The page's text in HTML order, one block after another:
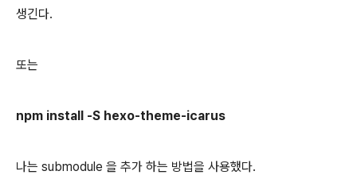
생긴다.
또는
npm install -S hexo-theme-icarus
나는 submodule 을 추가 하는 방법을 사용했다.